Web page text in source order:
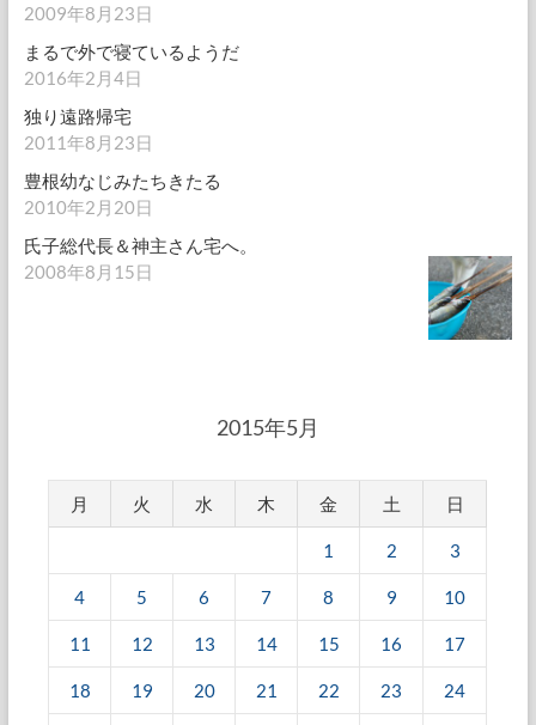
2009年8月23日
まるで外で寝ているようだ
2016年2月4日
独り遠路帰宅
2011年8月23日
豊根幼なじみたちきたる
2010年2月20日
氏子総代長＆神主さん宅へ。
2008年8月15日
2015年5月
月 火 水 木 金 土 日
1 2 3
4 5 6 7 8 9 10
11 12 13 14 15 16 17
18 19 20 21 22 23 24